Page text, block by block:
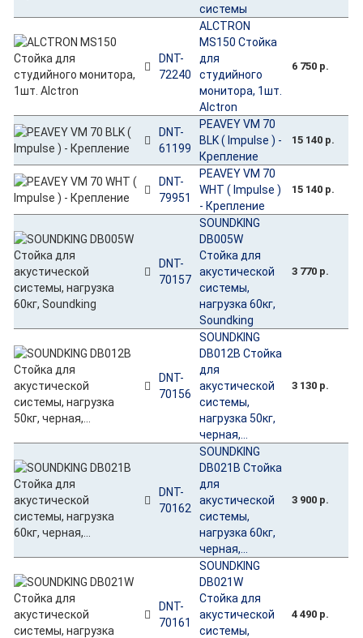
системы
DNT-
72240
ALCTRON
MS150 Стойка
для
студийного
монитора, 1шт.
Alctron
6 750 р.
DNT-
61199
PEAVEY VM 70
BLK ( Impulse ) -
Крепление
15 140 р.
DNT-
79951
PEAVEY VM 70
WHT ( Impulse )
- Крепление
15 140 р.
DNT-
70157
SOUNDKING
DB005W
Стойка для
акустической
системы,
нагрузка 60кг,
Soundking
3 770 р.
DNT-
70156
SOUNDKING
DB012B Стойка
для
акустической
системы,
нагрузка 50кг,
черная,...
3 130 р.
DNT-
70162
SOUNDKING
DB021B Стойка
для
акустической
системы,
нагрузка 60кг,
черная,...
3 900 р.
DNT-
70161
SOUNDKING
DB021W
Стойка для
акустической
системы,
4 490 р.